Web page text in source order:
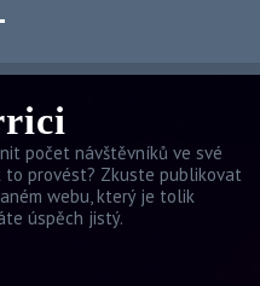
počet návštěvníků ve své
to provést? Zkuste publikovat
webu, který je tolik
úspěch jistý.